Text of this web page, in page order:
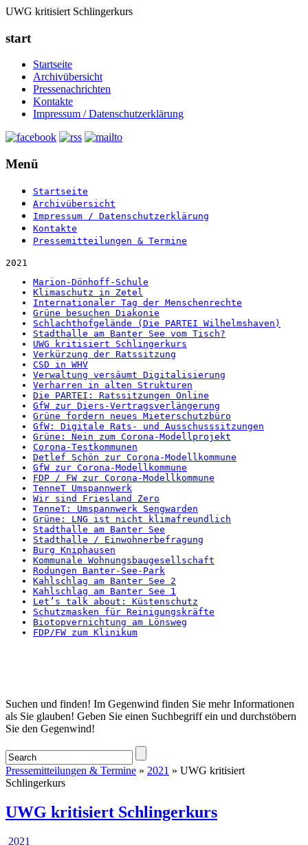
UWG kritisiert Schlingerkurs
start
Startseite
Archivübersicht
Pressenachrichten
Kontakte
Impressum / Datenschutzerklärung
Menü
Startseite
Archivübersicht
Impressum / Datenschutzerklärung
Kontakte
Pressemitteilungen & Termine
2021
Marion-Dönhoff-Schule
Klimaschutz in Zetel
Internationaler Tag der Menschenrechte
Grüne besuchen Diakonie
Schlachthofgelände (Die PARTEI Wilhelmshaven)
Stadthalle am Banter See vom Tisch?
UWG kritisiert Schlingerkurs
Verkürzung der Ratssitzung
CSD in WHV
Verwaltung versäumt Digitalisierung
Verharren in alten Strukturen
Die PARTEI: Ratssitzungen Online
GfW zur Diers-Vertragsverlängerung
Grüne fordern neues Mieterschutzbüro
GfW: Digitale Rats- und Ausschusssitzungen
Grüne: Nein zum Corona-Modellprojekt
Corona-Testkommunen
Detlef Schön zur Corona-Modellkommune
GfW zur Corona-Modellkommune
FDP / FW zur Corona-Modellkommune
TenneT Umspannwerk
Wir sind Friesland Zero
TenneT: Umspannwerk Sengwarden
Grüne: LNG ist nicht klimafreundlich
Stadthalle am Banter See
Stadthalle / Einwohnerbefragung
Burg Kniphausen
Kommunale Wohnungsbaugesellschaft
Rodungen Banter-See-Park
Kahlschlag am Banter See 2
Kahlschlag am Banter See 1
Let’s talk about: Küstenschutz
Schutzmasken für Reinigungskräfte
Biotopvernichtung am Lönsweg
FDP/FW zum Klinikum
Startseite
Suchen und finden! Im Gegenwind finden Sie mehr Informationen
als Sie glauben! Geben Sie einen Suchbegriff ein und durchstöbern
Sie den Gegenwind!
Pressemitteilungen & Termine » 2021 » UWG kritisiert
Schlingerkurs
UWG kritisiert Schlingerkurs
2021